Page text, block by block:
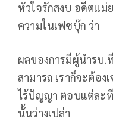
หัวใจรักสงบ อดีตแม่
ความในเฟซบุ๊ก ว่า
ผลของการมีผู้นำรบ.
สามารถ เราก็จะต้อ
ไร้ปัญญา ตอบแต่ละที
นั้นว่างเปล่า